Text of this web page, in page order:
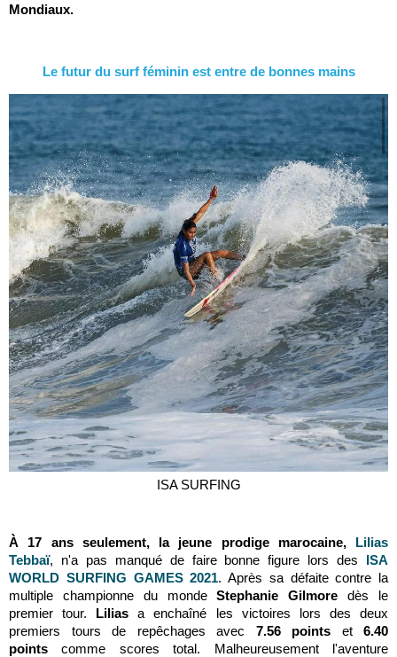
Mondiaux.
Le futur du surf féminin est entre de bonnes mains
ISA SURFING
À 17 ans seulement, la jeune prodige marocaine, Lilias
Tebbaï, n'a pas manqué de faire bonne figure lors des ISA
WORLD SURFING GAMES 2021. Après sa défaite contre la
multiple championne du mondeStephanie Gilmoredès le
premier tour. Lilias a enchaîné les victoires lors des deux
premiers tours de repêchages avec 7.56 points et6.40
pointscomme scores total. Malheureusement l'aventure